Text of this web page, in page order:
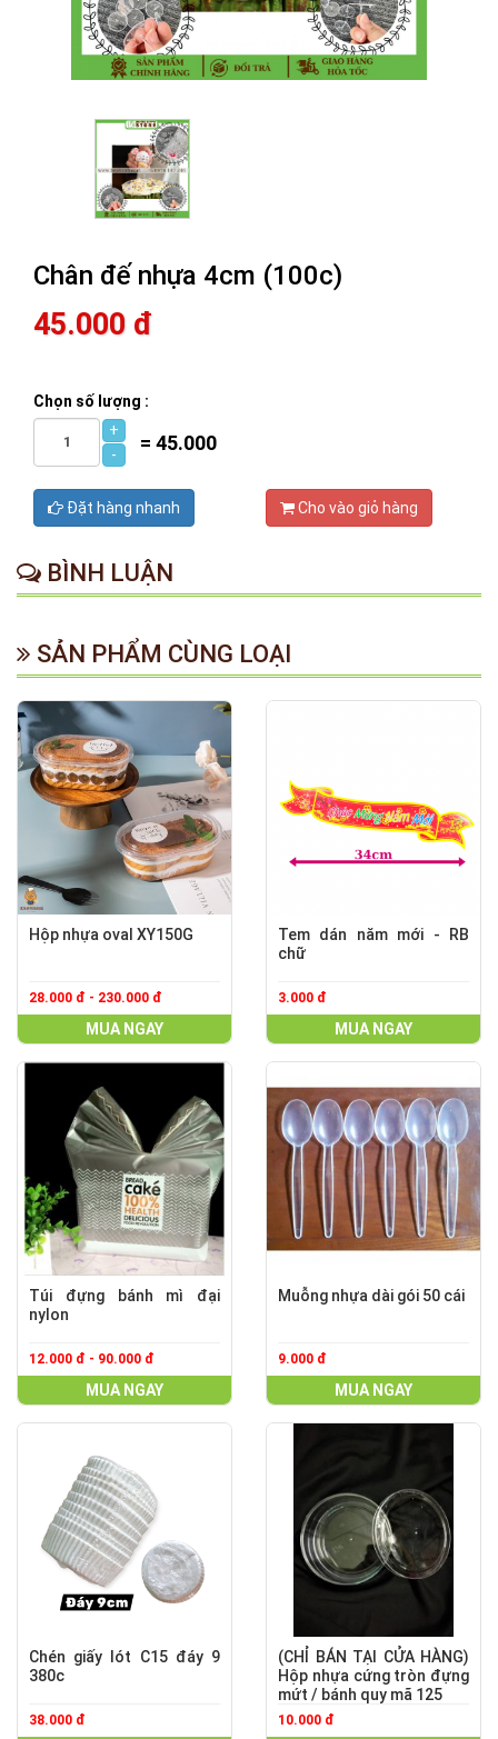
Chân đế nhựa 4cm (100c)
45.000 đ
Chọn số lượng :
+
-
= 45.000
Đặt hàng nhanh Cho vào giỏ hàng
BÌNH LUẬN
SẢN PHẨM CÙNG LOẠI
Hộp nhựa oval XY150G
28.000 đ - 230.000 đ
MUA NGAY
Tem dán năm mới - RB
chữ
3.000 đ
MUA NGAY
Túi đựng bánh mì đại
nylon
12.000 đ - 90.000 đ
MUA NGAY
Muỗng nhựa dài gói 50 cái
9.000 đ
MUA NGAY
Chén giấy lót C15 đáy 9
380c
38.000 đ
(CHỈ BÁN TẠI CỬA HÀNG)
Hộp nhựa cứng tròn đựng
mứt / bánh quy mã 125
10.000 đ